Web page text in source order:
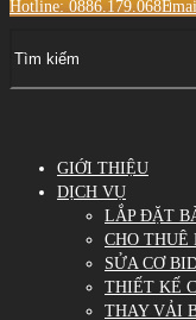
Hotline: 0886.179.068
GIỚI THIỆU
DỊCH VỤ
LẮP ĐẶT
CHO THUÊ
SỬA CƠ
THIẾT KẾ
THAY VẢI